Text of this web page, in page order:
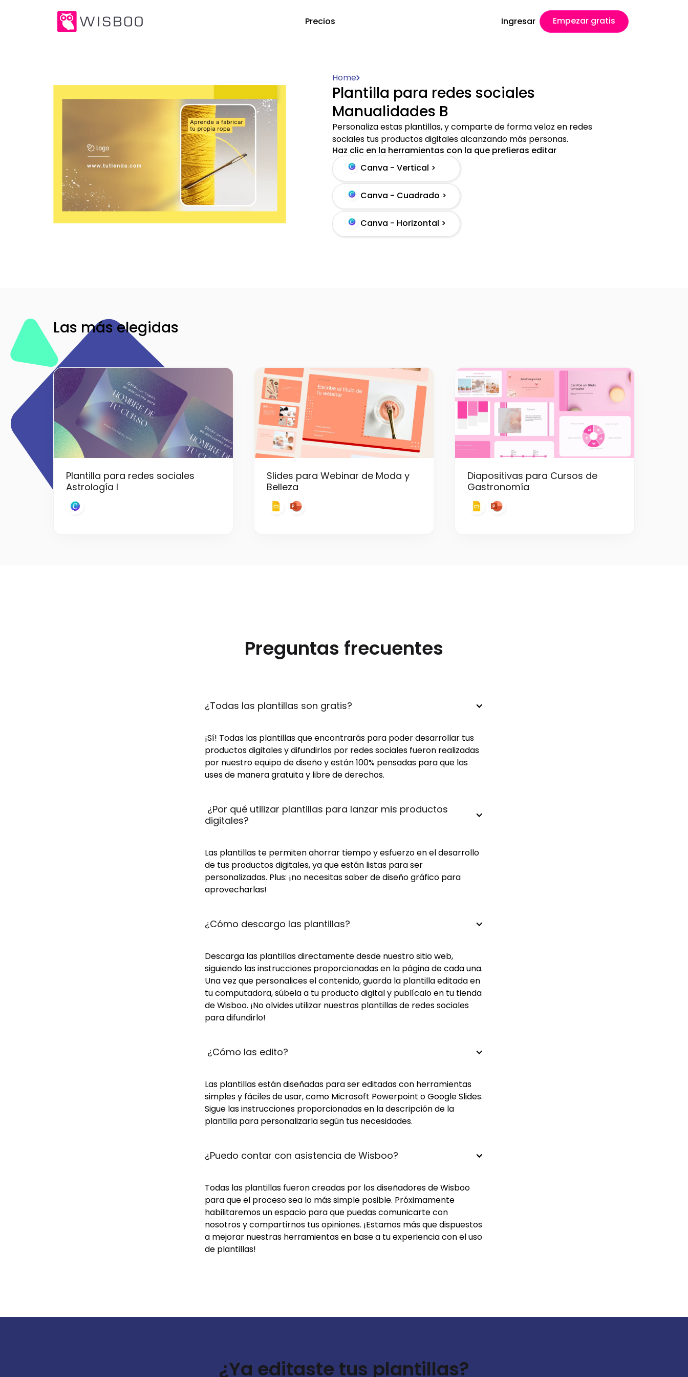
Precios Ingresar Empezar gratis
Home
Plantilla para redes sociales
Manualidades B
Personaliza estas plantillas, y comparte de forma veloz en redes
sociales tus productos digitales alcanzando más personas.
Haz clic en la herramientas con la que prefieras editar
Canva - Vertical >
Canva - Cuadrado >
Canva - Horizontal >
Las más elegidas
Plantilla para redes sociales
Astrología I
Slides para Webinar de Moda y
Belleza
Diapositivas para Cursos de
Gastronomía
Preguntas frecuentes
¿Todas las plantillas son gratis?
¡Sí! Todas las plantillas que encontrarás para poder desarrollar tus
productos digitales y difundirlos por redes sociales fueron realizadas
por nuestro equipo de diseño y están 100% pensadas para que las
uses de manera gratuita y libre de derechos.
¿Por qué utilizar plantillas para lanzar mis productos
digitales?
Las plantillas te permiten ahorrar tiempo y esfuerzo en el desarrollo
de tus productos digitales, ya que están listas para ser
personalizadas. Plus: ¡no necesitas saber de diseño gráfico para
aprovecharlas!
¿Cómo descargo las plantillas?
Descarga las plantillas directamente desde nuestro sitio web,
siguiendo las instrucciones proporcionadas en la página de cada una.
Una vez que personalices el contenido, guarda la plantilla editada en
tu computadora, súbela a tu producto digital y publícalo en tu tienda
de Wisboo. ¡No olvides utilizar nuestras plantillas de redes sociales
para difundirlo!
¿Cómo las edito?
Las plantillas están diseñadas para ser editadas con herramientas
simples y fáciles de usar, como Microsoft Powerpoint o Google Slides.
Sigue las instrucciones proporcionadas en la descripción de la
plantilla para personalizarla según tus necesidades.
¿Puedo contar con asistencia de Wisboo?
Todas las plantillas fueron creadas por los diseñadores de Wisboo
para que el proceso sea lo más simple posible. Próximamente
habilitaremos un espacio para que puedas comunicarte con
nosotros y compartirnos tus opiniones. ¡Estamos más que dispuestos
a mejorar nuestras herramientas en base a tu experiencia con el uso
de plantillas!
¿Ya editaste tus plantillas?